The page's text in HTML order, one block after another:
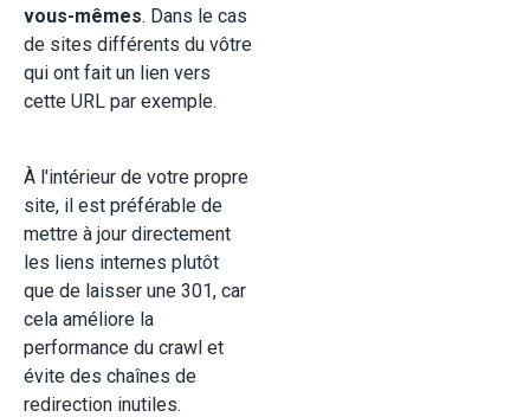
vous-mêmes. Dans le cas
de sites différents du vôtre
qui ont fait un lien vers
cette URL par exemple.
À l'intérieur de votre propre
site, il est préférable de
mettre à jour directement
les liens internes plutôt
que de laisser une 301, car
cela améliore la
performance du crawl et
évite des chaînes de
redirection inutiles.